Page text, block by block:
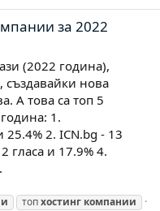
за 2022
(2022 година),
създавайки нова
А това са топ 5
1.
25.4% 2. ICN.bg - 13
гласа и 17.9% 4.
топхостинг компании